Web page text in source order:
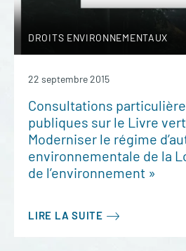
DROITS ENVIRONNEMENTAUX
22 septembre 2015
Consultations
publiques sur le Livre
Moderniser le régime
environnementale de la
de l’environnement »
LIRE LA SUITE